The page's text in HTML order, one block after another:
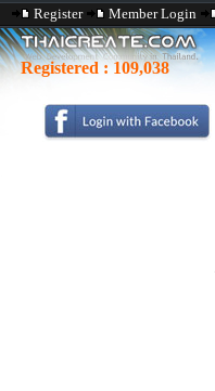
Register Member Login
Registered : 109,038